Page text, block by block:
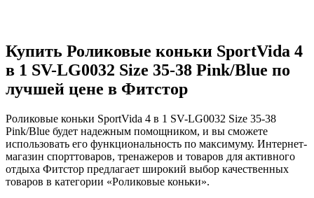
Купить Роликовые коньки SportVida 4
в 1 SV-LG0032 Size 35-38 Pink/Blue по
лучшей цене в Фитстор
Роликовые коньки SportVida 4 в 1 SV-LG0032 Size 35-38
Pink/Blue будет надежным помощником, и вы сможете
использовать его функциональность по максимуму. Интернет-
магазин спорттоваров, тренажеров и товаров для активного
отдыха Фитстор предлагает широкий выбор качественных
товаров в категории «Роликовые коньки».